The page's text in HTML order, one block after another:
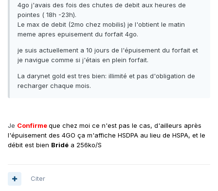
4go j'avais des fois des chutes de debit aux heures de
pointes ( 18h -23h).
Le max de debit (2mo chez mobilis) je l'obtient le matin
meme apres epuisement du forfait 4go.
je suis actuellement a 10 jours de l'épuisement du forfait et
je navigue comme si j'étais en plein forfait.
La darynet gold est tres bien: illimité et pas d'obligation de
recharger chaque mois.
Je Confirmeque chez moi ce n'est pas le cas, d'ailleurs après
l'épuisement des 4GO ça m'affiche HSDPA au lieu de HSPA, et le
débit est bien Bridé a 256ko/S
Citer